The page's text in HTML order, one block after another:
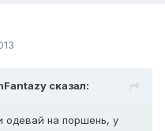
сказал:
одевай на поршень, у